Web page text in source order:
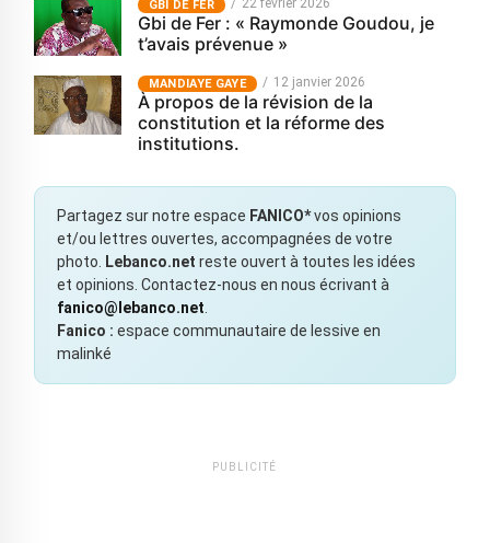
GBI DE FER 22 février 2026
Gbi de Fer : « Raymonde Goudou, je
t’avais prévenue »
MANDIAYE GAYE 12 janvier 2026
À propos de la révision de la
constitution et la réforme des
institutions.
Partagez sur notre espace FANICO*vos opinions
et/ou lettres ouvertes, accompagnées de votre
photo. Lebanco.net reste ouvert à toutes les idées
et opinions. Contactez-nous en nous écrivant à
fanico@lebanco.net.
Fanico : espace communautaire de lessive en
malinké
PUBLICITÉ